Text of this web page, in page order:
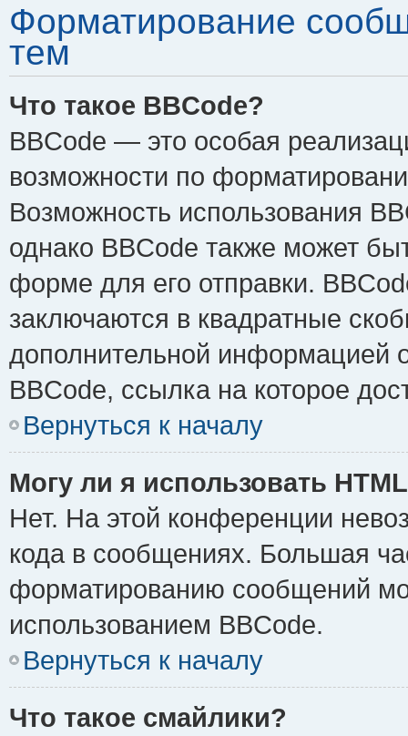
Форматирование
тем
Что такое BBCode?
BBCode — это особая
возможности по
Возможность использования
однако BBCode также может
форме для его отправки.
заключаются в квадратные
дополнительной информацией
BBCode, ссылка на которое
Вернуться к началу
Могу ли я использовать
Нет. На этой конференции
кода в сообщениях. Большая
форматированию сообщений
использованием BBCode.
Вернуться к началу
Что такое смайлики?